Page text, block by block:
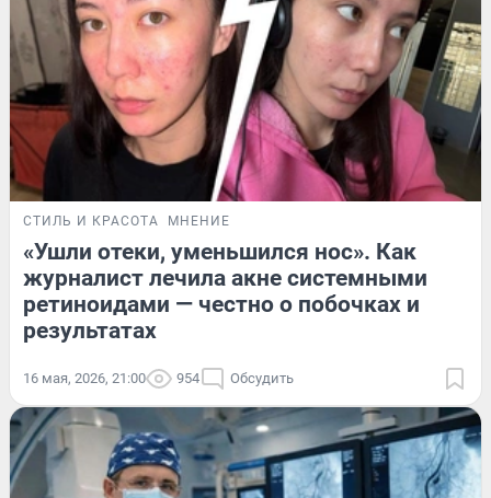
СТИЛЬ И КРАСОТА МНЕНИЕ
«Ушли отеки, уменьшился нос». Как
журналист лечила акне системными
ретиноидами — честно о побочках и
результатах
16 мая, 2026, 21:00 954 Обсудить